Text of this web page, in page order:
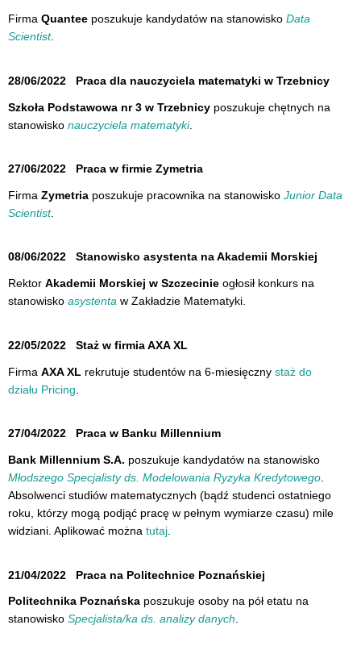
Firma Quantee poszukuje kandydatów na stanowisko Data
Scientist.
28/06/2022 Praca dla nauczyciela matematyki w Trzebnicy
Szkoła Podstawowa nr 3 w Trzebnicy poszukuje chętnych na
stanowisko nauczyciela matematyki.
27/06/2022 Praca w firmie Zymetria
Firma Zymetria poszukuje pracownika na stanowisko Junior Data
Scientist.
08/06/2022 Stanowisko asystenta na Akademii Morskiej
Rektor Akademii Morskiej w Szczecinie ogłosił konkurs na
stanowisko asystenta w Zakładzie Matematyki.
22/05/2022 Staż w firmia AXA XL
Firma AXA XL rekrutuje studentów na 6-miesięczny staż do
działu Pricing
27/04/2022 Praca w Banku Millennium
Bank Millennium S.A. poszukuje kandydatów na stanowisko
Młodszego Specjalisty ds. Modelowania Ryzyka Kredytowego
Absolwenci studiów matematycznych (bądź studenci ostatniego
roku, którzy mogą podjąć pracę w pełnym wymiarze czasu) mile
widziani. Aplikować można tutaj
21/04/2022 Praca na Politechnice Poznańskiej
Politechnika Poznańska poszukuje osoby na pół etatu na
stanowisko Specjalista/ka ds. analizy danych.